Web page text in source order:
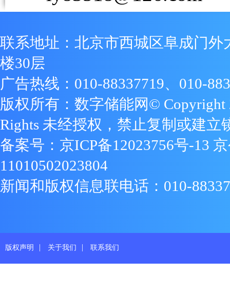
联系地址：北京市西城区阜成门外
楼30层
广告热线：010-88337719、010-
版权所有：数字储能网© Copyright
Rights 未经授权，禁止复制或建立
备案号： 京ICP备12023756号-13
11010502023804
新闻和版权信息联电话：010-
版权声明 | 关于我们 | 联系我们